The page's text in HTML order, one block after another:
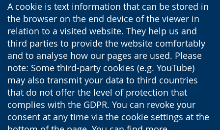
A cookie is text information that can be stored in
the browser on the end device of the viewer in
relation to a visited website. They help us and
third parties to provide the website comfortably
and to analyse how our pages are used. Please
note: Some third-party cookies (e.g. YouTube)
may also transmit your data to third countries
that do not offer the level of protection that
complies with the GDPR. You can revoke your
consent at any time via the cookie settings at the